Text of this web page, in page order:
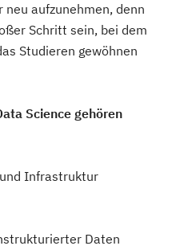
aufzunehmen, denn
Schritt sein, bei dem
Studieren gewöhnen
Science gehören
Infrastruktur
Daten